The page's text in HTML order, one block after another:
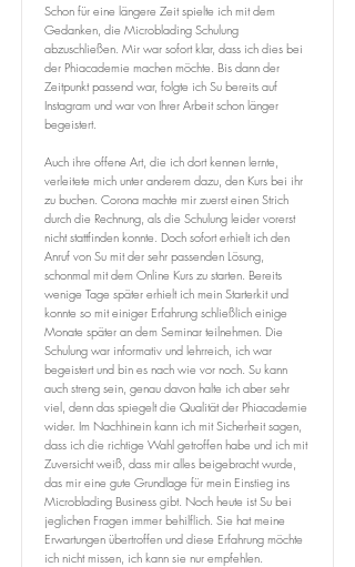
Schon für eine längere Zeit spielte ich mit dem
Gedanken, die Microblading Schulung
abzuschließen. Mir war sofort klar, dass ich dies bei
der Phiacademie machen möchte. Bis dann der
Zeitpunkt passend war, folgte ich Su bereits auf
Instagram und war von Ihrer Arbeit schon länger
begeistert.
Auch ihre offene Art, die ich dort kennen lernte,
verleitete mich unter anderem dazu, den Kurs bei ihr
zu buchen. Corona machte mir zuerst einen Strich
durch die Rechnung, als die Schulung leider vorerst
nicht stattfinden konnte. Doch sofort erhielt ich den
Anruf von Su mit der sehr passenden Lösung,
schonmal mit dem Online Kurs zu starten. Bereits
wenige Tage später erhielt ich mein Starterkit und
konnte so mit einiger Erfahrung schließlich einige
Monate später an dem Seminar teilnehmen. Die
Schulung war informativ und lehrreich, ich war
begeistert und bin es nach wie vor noch. Su kann
auch streng sein, genau davon halte ich aber sehr
viel, denn das spiegelt die Qualität der Phiacademie
wider. Im Nachhinein kann ich mit Sicherheit sagen,
dass ich die richtige Wahl getroffen habe und ich mit
Zuversicht weiß, dass mir alles beigebracht wurde,
das mir eine gute Grundlage für mein Einstieg ins
Microblading Business gibt. Noch heute ist Su bei
jeglichen Fragen immer behilflich. Sie hat meine
Erwartungen übertroffen und diese Erfahrung möchte
ich nicht missen, ich kann sie nur empfehlen.